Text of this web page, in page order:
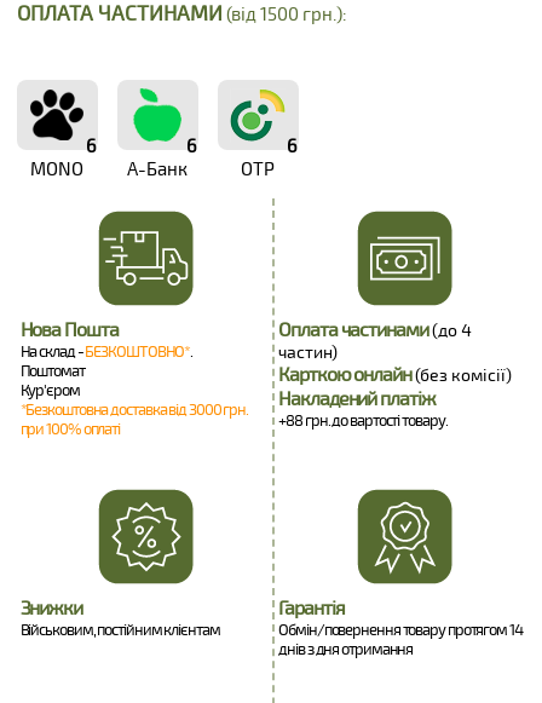
ОПЛАТА ЧАСТИНАМИ (від 1500 грн.):
6
MONO
6
А-Банк
6
OTP
Нова Пошта
На склад -БЕЗКОШТОВНО*.
Поштомат
Кур'єром
*Безкоштовна доставка від 3000 грн.
при 100% оплаті
Оплата частинами(до 4
частин)
Карткою онлайн(без комісії)
Накладений платіж
+88 грн. до вартості товару.
Знижки
Військовим, постійним клієнтам
Гарантія
Обмін/повернення товару протягом 14
днів з дня отримання